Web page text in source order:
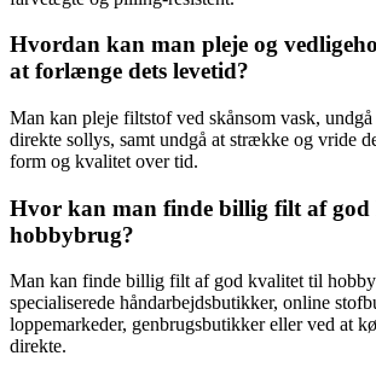
Hvordan kan man pleje og
at forlænge dets levetid?
Man kan pleje filtstof ved skånsom vask,
direkte sollys, samt undgå at strække og vride
form og kvalitet over tid.
Hvor kan man finde billig filt af
hobbybrug?
Man kan finde billig filt af god kvalitet til
specialiserede håndarbejdsbutikker, online
loppemarkeder, genbrugsbutikker eller ved at
direkte.